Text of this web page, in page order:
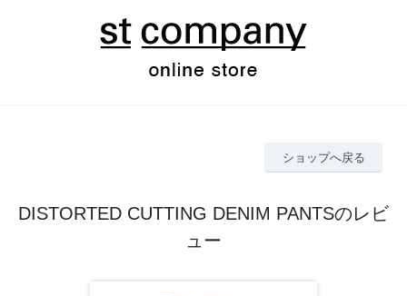
ショップへ戻る
DISTORTED CUTTING DENIM PANTSのレビ
ュー